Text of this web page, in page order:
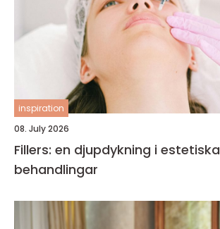
inspiration
08. July 2026
Fillers: en djupdykning i estetiska
behandlingar